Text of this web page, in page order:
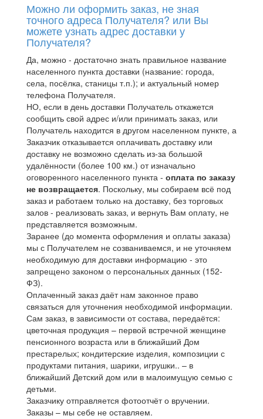
Можно ли оформить заказ, не зная
точного адреса Получателя? или Вы
можете узнать адрес доставки у
Получателя?
Да, можно - достаточно знать правильное название
населенного пункта доставки (название: города,
села, посёлка, станицы т.п.); и актуальный номер
телефона Получателя.
НО, если в день доставки Получатель откажется
сообщить свой адрес и/или принимать заказ, или
Получатель находится в другом населенном пункте, а
Заказчик отказывается оплачивать доставку или
доставку не возможно сделать из-за большой
удалённости (более 100 км.) от изначально
оговоренного населенного пункта - оплата по заказу
не возвращается. Поскольку, мы собираем всё под
заказ и работаем только на доставку, без торговых
залов - реализовать заказ, и вернуть Вам оплату, не
представляется возможным.
Заранее (до момента оформления и оплаты заказа)
мы с Получателем не созваниваемся, и не уточняем
необходимую для доставки информацию - это
запрещено законом о персональных данных (152-
ФЗ).
Оплаченный заказ даёт нам законное право
связаться для уточнения необходимой информации.
Сам заказ, в зависимости от состава, передаётся:
цветочная продукция – первой встречной женщине
пенсионного возраста или в ближайший Дом
престарелых; кондитерские изделия, композиции с
продуктами питания, шарики, игрушки.. – в
ближайший Детский дом или в малоимущую семью с
детьми.
Заказчику отправляется фотоотчёт о вручении.
Заказы – мы себе не оставляем.